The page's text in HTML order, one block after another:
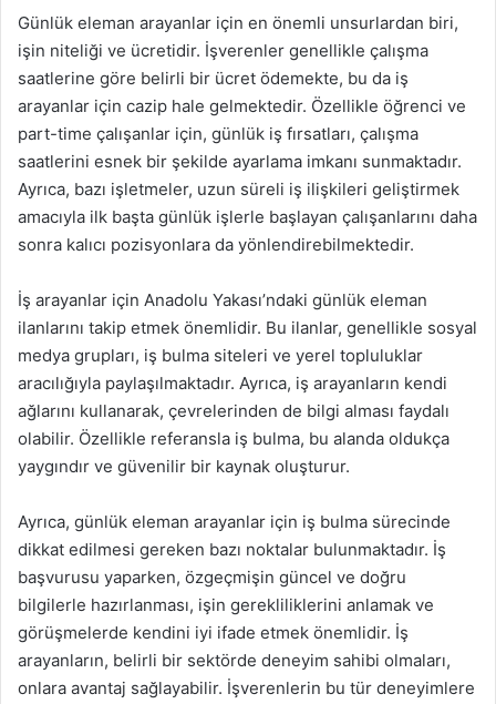
Günlük eleman arayanlar için en önemli unsurlardan biri,
işin niteliği ve ücretidir. İşverenler genellikle çalışma
saatlerine göre belirli bir ücret ödemekte, bu da iş
arayanlar için cazip hale gelmektedir. Özellikle öğrenci ve
part-time çalışanlar için, günlük iş fırsatları, çalışma
saatlerini esnek bir şekilde ayarlama imkanı sunmaktadır.
Ayrıca, bazı işletmeler, uzun süreli iş ilişkileri geliştirmek
amacıyla ilk başta günlük işlerle başlayan çalışanlarını daha
sonra kalıcı pozisyonlara da yönlendirebilmektedir.
İş arayanlar için Anadolu Yakası’ndaki günlük eleman
ilanlarını takip etmek önemlidir. Bu ilanlar, genellikle sosyal
medya grupları, iş bulma siteleri ve yerel topluluklar
aracılığıyla paylaşılmaktadır. Ayrıca, iş arayanların kendi
ağlarını kullanarak, çevrelerinden de bilgi alması faydalı
olabilir. Özellikle referansla iş bulma, bu alanda oldukça
yaygındır ve güvenilir bir kaynak oluşturur.
Ayrıca, günlük eleman arayanlar için iş bulma sürecinde
dikkat edilmesi gereken bazı noktalar bulunmaktadır. İş
başvurusu yaparken, özgeçmişin güncel ve doğru
bilgilerle hazırlanması, işin gerekliliklerini anlamak ve
görüşmelerde kendini iyi ifade etmek önemlidir. İş
arayanların, belirli bir sektörde deneyim sahibi olmaları,
onlara avantaj sağlayabilir. İşverenlerin bu tür deneyimlere